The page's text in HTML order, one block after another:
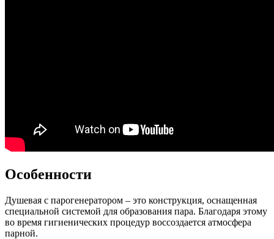
Особенности
Душевая с парогенератором – это конструкция, оснащенная
специальной системой для образования пара. Благодаря этому
во время гигиенических процедур воссоздается атмосфера
парной.